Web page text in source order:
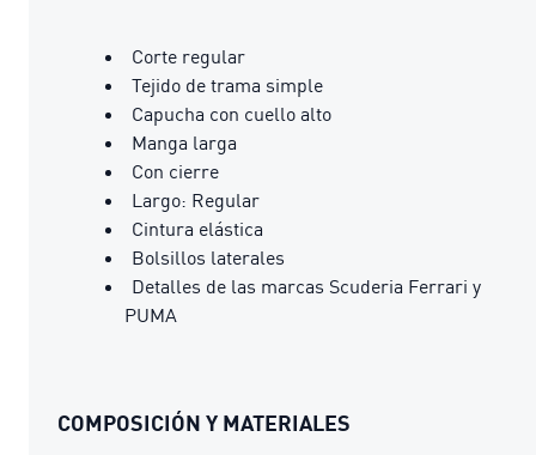
Corte regular
Tejido de trama simple
Capucha con cuello alto
Manga larga
Con cierre
Largo: Regular
Cintura elástica
Bolsillos laterales
Detalles de las marcas Scuderia Ferrari y
PUMA
COMPOSICIÓN Y MATERIALES